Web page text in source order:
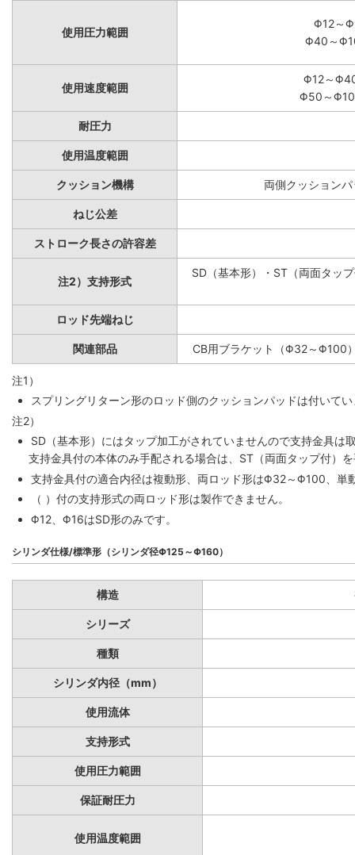
使用圧力範囲
Φ12～
Φ40～
使用速度範囲
Φ12～
Φ50～
耐圧力
使用温度範囲
クッション機構 両側クッション
ねじ公差
ストローク長さの許容差
注2）支持形式
SD（基本形）・ST（両面タッ
ロッド先端ねじ
関連部品 CB用ブラケット（Φ32～Φ100
注1）
スプリングリターン形のロッド側のクッションパッドは付い
注2）
SD（基本形）にはタップ加工がされていませんので支持金具は
支持金具付の本体のみ手配される場合は、ST（両面タップ付）
支持金具付の適合内径は複動形、両ロッド形はΦ32～Φ100、
（ ）付の支持形式の両ロッド形は製作できません。
Φ12、Φ16はSD形のみです。
シリンダ仕様/標準形（シリンダ径Φ125～Φ160）
構造
シリーズ
種類
シリンダ内径（mm）
使用流体
支持形式
使用圧力範囲
保証耐圧力
使用温度範囲